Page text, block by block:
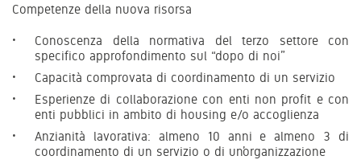
Competenze della nuova risorsa
Conoscenza della normativa del terzo settore con
specifico approfondimento sul “dopo di noi”
Capacità comprovata di coordinamento di un servizio
Esperienze di collaborazione con enti non profit e con
enti pubblici in ambito di housing e/o accoglienza
Anzianità lavorativa: almeno 10 anni e almeno 3 di
coordinamento di un servizio o di un’organizzazione